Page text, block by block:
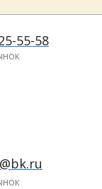
55-58